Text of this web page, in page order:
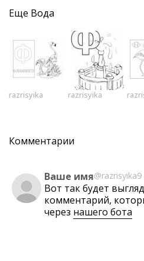
Еще Вода
razrisyika razrisyika
Комментарии
Ваше имя@razrisyika9
Вот так будет
комментарий,
через нашего бота